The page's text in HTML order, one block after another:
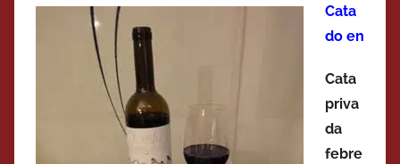
Cata
do en
Cata
priva
da
febre